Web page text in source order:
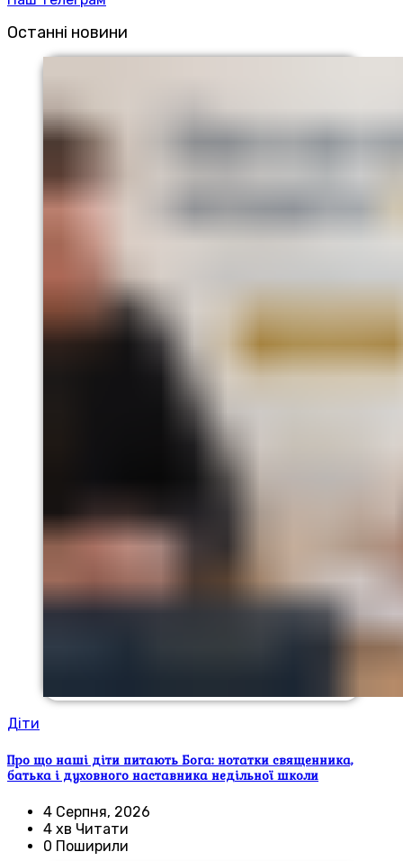
Останні новини
Діти
Про що наші діти питають Бога: нотатки священника,
батька і духовного наставника недільної школи
4 Серпня, 2026
4 хв Читати
0 Поширили